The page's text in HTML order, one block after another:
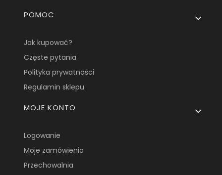
Linki w stopce
POMOC
Jak kupować?
Częste pytania
Polityka prywatności
Regulamin sklepu
MOJE KONTO
Logowanie
Moje zamówienia
Przechowalnia